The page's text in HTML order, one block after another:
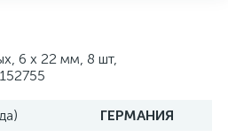
6 х 22 мм, 8 шт,
ГЕРМАНИЯ